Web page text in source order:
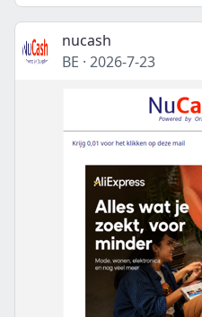
nucash
BE · 2026-7-23